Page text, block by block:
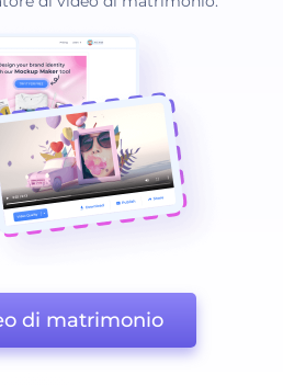
di matrimonio